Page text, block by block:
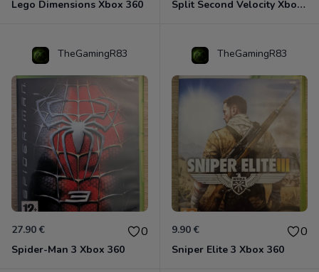
Lego Dimensions Xbox 360 Split Second Velocity Xbox 360
TheGamingR83
27.90 € 0
Spider-Man 3 Xbox 360
TheGamingR83
9.90 € 0
Sniper Elite 3 Xbox 360